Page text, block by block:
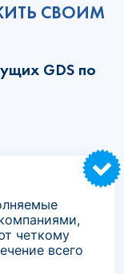
СВОИМ
GDS по
четкому
всего